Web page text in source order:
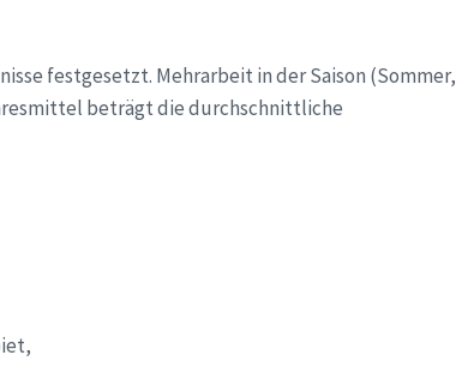
festgesetzt. Mehrarbeit in der Saison (Sommer,
beträgt die durchschnittliche